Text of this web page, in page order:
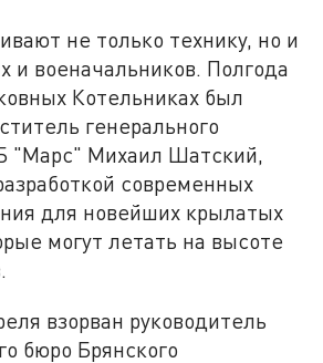
не только технику, но и
военачальников. Полгода
Котельниках был
генерального
"Марс" Михаил Шатский,
современных
для новейших крылатых
могут летать на высоте
взорван руководитель
бюро Брянского